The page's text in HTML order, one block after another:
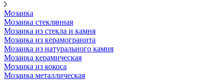
Мозаика
Мозаика стеклянная
Мозаика из стекла и камня
Мозаика из керамогранита
Мозаика из натурального камня
Мозаика керамическая
Мозаика из кокоса
Мозаика металлическая